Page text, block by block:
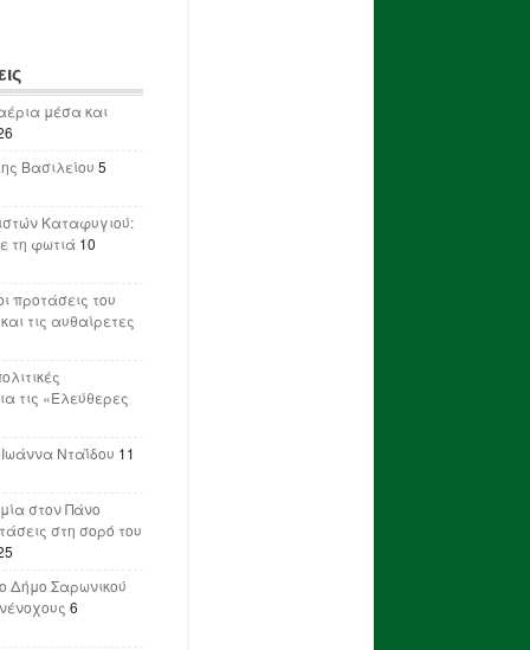
μέσα και
Βασιλείου 5
Καταφυγιού:
τη φωτιά 10
προτάσεις του
τις αυθαίρετες
τις «Ελεύθερες
Νταΐδου 11
στον Πάνο
στη σορό του
Δήμο Σαρωνικού
6